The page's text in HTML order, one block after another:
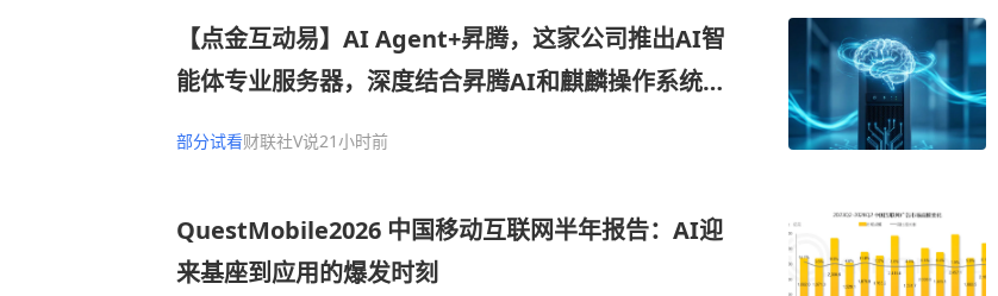
【点金互动易】AI Agent+昇腾，这家公司推出AI智
能体专业服务器，深度结合昇腾AI和麒麟操作系统，
部分试看财联社V说21小时前
QuestMobile2026 中国移动互联网半年报告：AI迎
来基座到应用的爆发时刻